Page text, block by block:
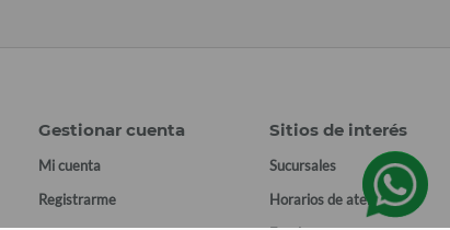
Gestionar cuenta
Mi cuenta
Registrarme
Sitios de interés
Sucursales
Horarios de atención